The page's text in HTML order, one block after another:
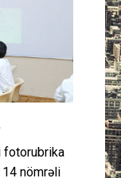
fotorubrika
14 nömrəli